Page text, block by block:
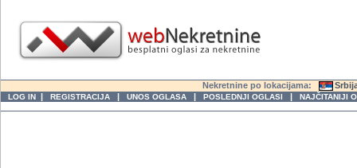
Nekretnine po lokacijama:
LOG IN | REGISTRACIJA | UNOS OGLASA | POSLEDNJI OGLASI | NAJČITANIJI